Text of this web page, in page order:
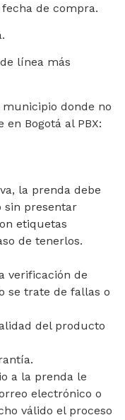
de compra.
línea más
donde no
Bogotá al PBX:
la prenda debe
sin presentar
etiquetas
de tenerlos.
verificación de
se trate de fallas o
del producto
a la prenda le
electrónico o
válido el proceso